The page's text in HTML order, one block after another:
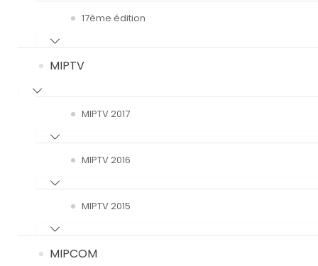
17ème édition
MIPTV
MIPTV 2017
MIPTV 2016
MIPTV 2015
MIPCOM